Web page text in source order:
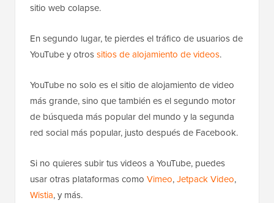
sitio web colapse.
En segundo lugar, te pierdes el tráfico de usuarios de
YouTube y otrossitios de alojamiento de videos.
YouTube no solo es el sitio de alojamiento de video
más grande, sino que también es el segundo motor
de búsqueda más popular del mundo y la segunda
red social más popular, justo después de Facebook.
Si no quieres subir tus videos a YouTube, puedes
usar otras plataformas como Vimeo,Jetpack Video,
Wistia, y más.